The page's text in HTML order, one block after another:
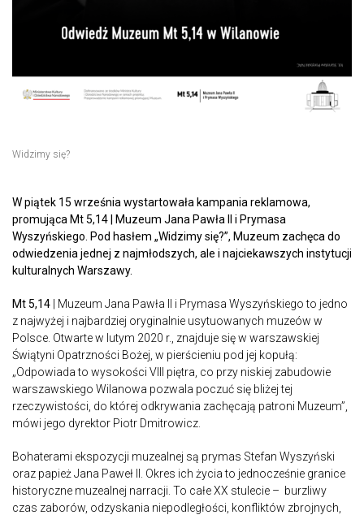
Widzimy się?
W piątek 15 września wystartowała kampania reklamowa,
promująca Mt 5,14 | Muzeum Jana Pawła II i Prymasa
Wyszyńskiego. Pod hasłem „Widzimy się?”, Muzeum zachęca do
odwiedzenia jednej z najmłodszych, ale i najciekawszych instytucji
kulturalnych Warszawy.
Mt 5,14 | Muzeum Jana Pawła II i Prymasa Wyszyńskiego to jedno
z najwyżej i najbardziej oryginalnie usytuowanych muzeów w
Polsce. Otwarte w lutym 2020 r., znajduje się w warszawskiej
Świątyni Opatrzności Bożej, w pierścieniu pod jej kopułą:
„Odpowiada to wysokości VIII piętra, co przy niskiej zabudowie
warszawskiego Wilanowa pozwala poczuć się bliżej tej
rzeczywistości, do której odkrywania zachęcają patroni Muzeum”,
mówi jego dyrektor Piotr Dmitrowicz.
Bohaterami ekspozycji muzealnej są prymas Stefan Wyszyński
oraz papież Jana Paweł II. Okres ich życia to jednocześnie granice
historyczne muzealnej narracji. To całe XX stulecie – burzliwy
czas zaborów, odzyskania niepodległości, konfliktów zbrojnych,